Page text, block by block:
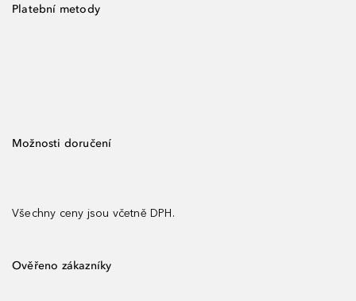
Platební metody
Možnosti doručení
Všechny ceny jsou včetně DPH.
Ověřeno zákazníky